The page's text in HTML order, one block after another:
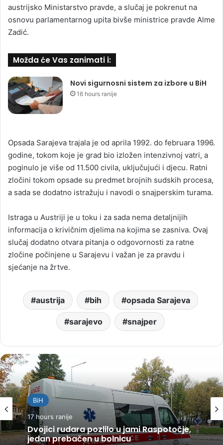
austrijsko Ministarstvo pravde, a slučaj je pokrenut na
osnovu parlamentarnog upita bivše ministrice pravde Alme
Zadić.
Možda će Vas zanimati i:
Novi sigurnosni sistem za izbore u BiH
16 hours ranije
Opsada Sarajeva trajala je od aprila 1992. do februara 1996.
godine, tokom koje je grad bio izložen intenzivnoj vatri, a
poginulo je više od 11.500 civila, uključujući i djecu. Ratni
zločini tokom opsade su predmet brojnih sudskih procesa,
a sada se dodatno istražuju i navodi o snajperskim turama.
Istraga u Austriji je u toku i za sada nema detaljnijih
informacija o krivičnim djelima na kojima se zasniva. Ovaj
slučaj dodatno otvara pitanja o odgovornosti za ratne
zločine počinjene u Sarajevu i važan je za pravdu i
sjećanje na žrtve.
austrija bih opsada Sarajeva
sarajevo snajper
BiH
17 hours ranije
Dvojici rudara pozlilo u jami Raspotočje,
jedan prebačen u bolnicu